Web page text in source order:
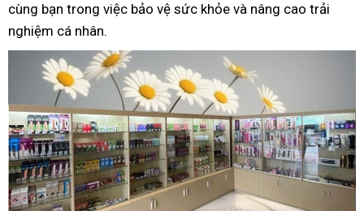
cùng bạn trong việc bảo vệ sức khỏe và nâng cao trải
nghiệm cá nhân.